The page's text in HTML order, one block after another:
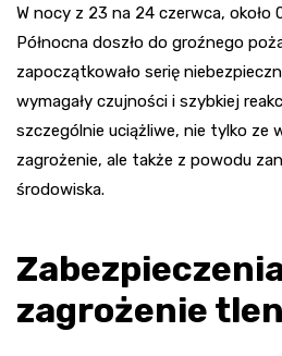
W nocy z 23 na 24 czerwca, około
Północna doszło do groźnego
zapoczątkowało serię
wymagały czujności i szybkiej
szczególnie uciążliwe, nie tylko ze
zagrożenie, ale także z powodu
środowiska.
zagrożenie